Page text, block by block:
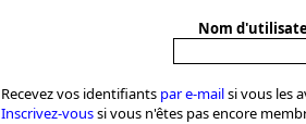
Nom
Recevez vos identifiants par e-mailsi vous les
Inscrivez-voussi vous n'êtes pas encore